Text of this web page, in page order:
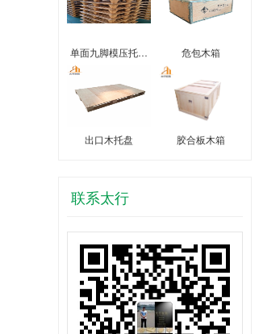
单面九脚模压托… 危包木箱
出口木托盘 胶合板木箱
联系太行